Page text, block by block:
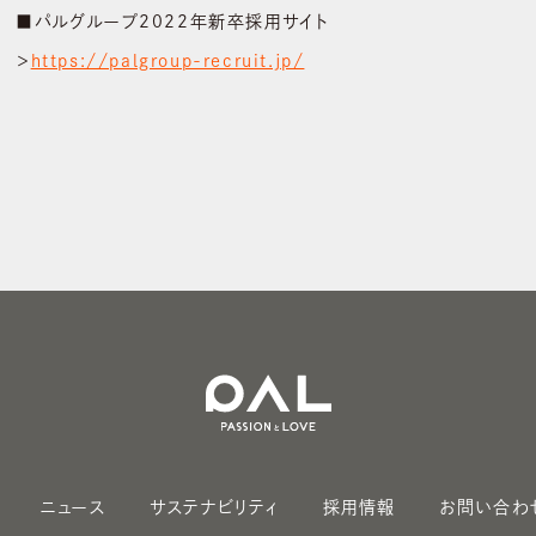
■パルグループ2022年新卒採用サイト
＞ https://palgroup-recruit.jp/
ニュース サステナビリティ 採用情報 お問い合わ